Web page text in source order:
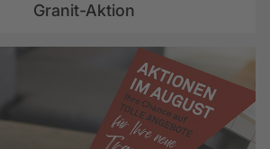
Granit-Aktion